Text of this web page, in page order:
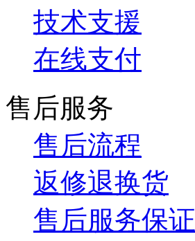
技术支援
在线支付
售后服务
售后流程
返修退换货
售后服务保证